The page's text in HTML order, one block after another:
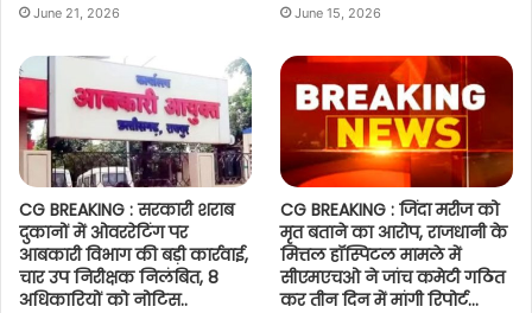
June 21, 2026 June 15, 2026
CG BREAKING : सरकारी शराब
दुकानों में ओवररेटिंग पर
आबकारी विभाग की बड़ी कार्रवाई,
चार उप निरीक्षक निलंबित, 8
अधिकारियों को नोटिस..
CG BREAKING : जिंदा मरीज को
मृत बताने का आरोप, राजधानी के
मित्तल हॉस्पिटल मामले में
सीएमएचओ ने जांच कमेटी गठित
कर तीन दिन में मांगी रिपोर्ट…